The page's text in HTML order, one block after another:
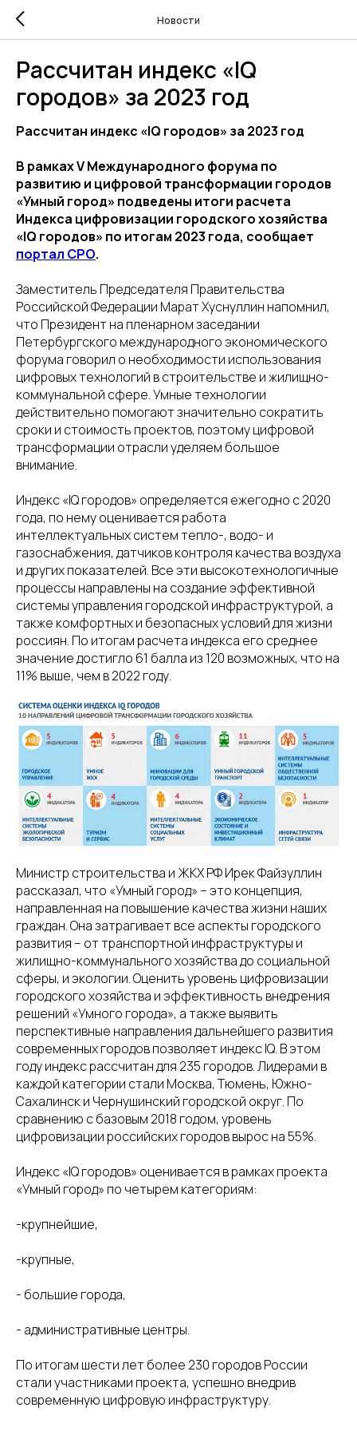
Новости
Рассчитан индекс «IQ
городов» за 2023 год
Рассчитан индекс «IQ городов» за 2023 год
В рамках V Международного форума по
развитию и цифровой трансформации городов
«Умный город» подведены итоги расчета
Индекса цифровизации городского хозяйства
«IQ городов» по итогам 2023 года, сообщает
портал СРО.
Заместитель Председателя Правительства
Российской Федерации Марат Хуснуллин напомнил,
что Президент на пленарном заседании
Петербургского международного экономического
форума говорил о необходимости использования
цифровых технологий в строительстве и жилищно-
коммунальной сфере. Умные технологии
действительно помогают значительно сократить
сроки и стоимость проектов, поэтому цифровой
трансформации отрасли уделяем большое
внимание.
Индекс «IQ городов» определяется ежегодно с 2020
года, по нему оценивается работа
интеллектуальных систем тепло-, водо- и
газоснабжения, датчиков контроля качества воздуха
и других показателей. Все эти высокотехнологичные
процессы направлены на создание эффективной
системы управления городской инфраструктурой, а
также комфортных и безопасных условий для жизни
россиян. По итогам расчета индекса его среднее
значение достигло 61 балла из 120 возможных, что на
11% выше, чем в 2022 году.
Министр строительства и ЖКХ РФ Ирек Файзуллин
рассказал, что «Умный город» – это концепция,
направленная на повышение качества жизни наших
граждан. Она затрагивает все аспекты городского
развития – от транспортной инфраструктуры и
жилищно-коммунального хозяйства до социальной
сферы, и экологии. Оценить уровень цифровизации
городского хозяйства и эффективность внедрения
решений «Умного города», а также выявить
перспективные направления дальнейшего развития
современных городов позволяет индекс IQ. В этом
году индекс рассчитан для 235 городов. Лидерами в
каждой категории стали Москва, Тюмень, Южно-
Сахалинск и Чернушинский городской округ. По
сравнению с базовым 2018 годом, уровень
цифровизации российских городов вырос на 55%.
Индекс «IQ городов» оценивается в рамках проекта
«Умный город» по четырем категориям:
-крупнейшие,
-крупные,
- большие города,
- административные центры.
По итогам шести лет более 230 городов России
стали участниками проекта, успешно внедрив
современную цифровую инфраструктуру.